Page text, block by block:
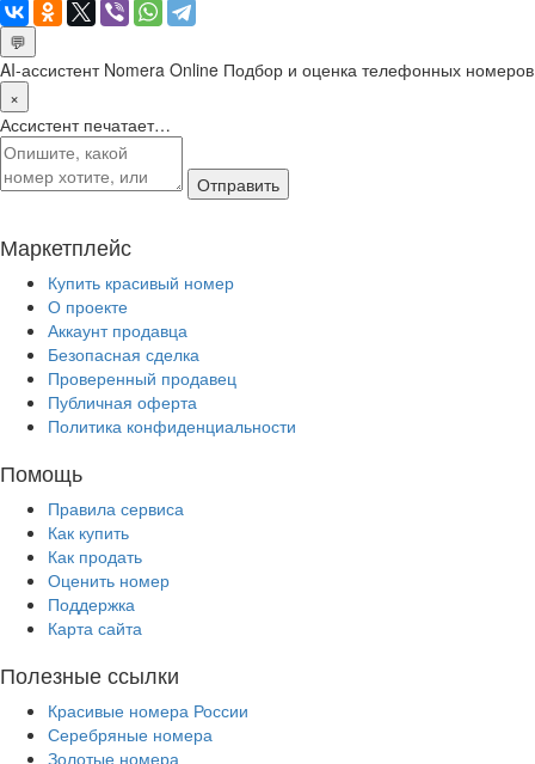
💬
AI-ассистент Nomera Online Подбор и оценка телефонных номеров
×
Ассистент печатает…
Отправить
Маркетплейс
Купить красивый номер
О проекте
Аккаунт продавца
Безопасная сделка
Проверенный продавец
Публичная оферта
Политика конфиденциальности
Помощь
Правила сервиса
Как купить
Как продать
Оценить номер
Поддержка
Карта сайта
Полезные ссылки
Красивые номера России
Серебряные номера
Золотые номера